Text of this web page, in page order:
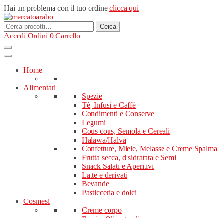
Hai un problema con il tuo ordine clicca qui
Cerca: Cerca
Accedi Ordini 0 Carrello
Home
Alimentari
Spezie
Tè, Infusi e Caffè
Condimenti e Conserve
Legumi
Cous cous, Semola e Cereali
Halawa/Halva
Confetture, Miele, Melasse e Creme
Frutta secca, disidratata e Semi
Snack Salati e Aperitivi
Latte e derivati
Bevande
Pasticceria e dolci
Cosmesi
Creme corpo